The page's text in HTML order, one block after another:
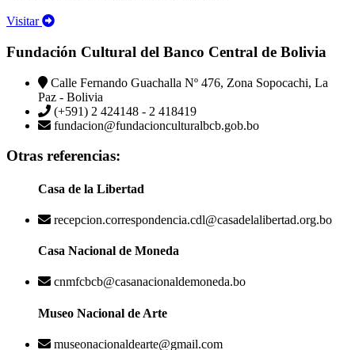
Visitar
Fundación Cultural del Banco Central de Bolivia
Calle Fernando Guachalla Nº 476, Zona Sopocachi, La
Paz - Bolivia
(+591) 2 424148 - 2 418419
fundacion@fundacionculturalbcb.gob.bo
Otras referencias:
Casa de la Libertad
recepcion.correspondencia.cdl@casadelalibertad.org.bo
Casa Nacional de Moneda
cnmfcbcb@casanacionaldemoneda.bo
Museo Nacional de Arte
museonacionaldearte@gmail.com